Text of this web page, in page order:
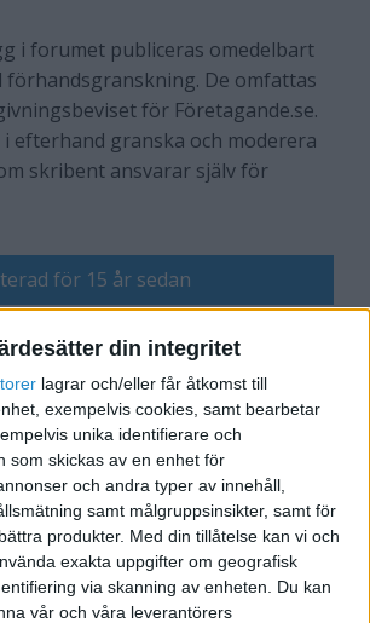
din integritet
lagrar och/eller får åtkomst till
exempelvis cookies, samt bearbetar
unika identifierare och
som skickas av en enhet för
och andra typer av innehåll,
samt målgruppsinsikter, samt för
produkter. Med din tillåtelse kan vi och
exakta uppgifter om geografisk
via skanning av enheten. Du kan
vår och våra leverantörers
i forumet publiceras omedelbart
De omfattas
för Företagande.se.
i efterhand granska och moderera
skribent ansvarar själv för
för 15 år sedan
Skriv svar
för inköp av